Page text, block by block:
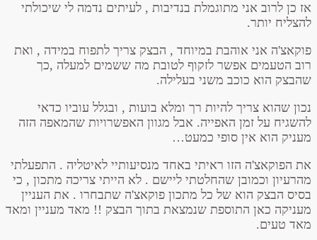
אז כן לרוב אני מתוגמלת בנדיבות , לעיתים נדמה לי שיכולתי
להצליח יותר.
פוקאצ'ה אני אוהבת במיוחד , הבצק צריך לתפוח במידה , ואת
רוב הטעמים אפשר לזקוף לטובת מה ששמים למעלה ,כך
שהבצק הוא כוכב משני בעלילה.
נכון שהוא צריך להיות רך ומלא בועות , ובגלל עוביו כדאי
להשגיח על זמן האפייה. אבל מגוון האפשרויות שהמאפה הזה
מעניק הוא אין סופי כמעט…
את הפוקאצ'ה הזו ראיתי באחד מנסיעותיי לאיטליה . התפעלתי
מהרעיון וכמובן שהחלטתי ליישם . לא הייתי צריכה מתכון , כי
בסיס הבצק הוא של כל מתכון פוקאצ'ה שתבחרו . את העניין
מעניקה כאן התוספת שנמצאת בתוך הבצק !! מאד מעניין ומאד
מאד טעים.